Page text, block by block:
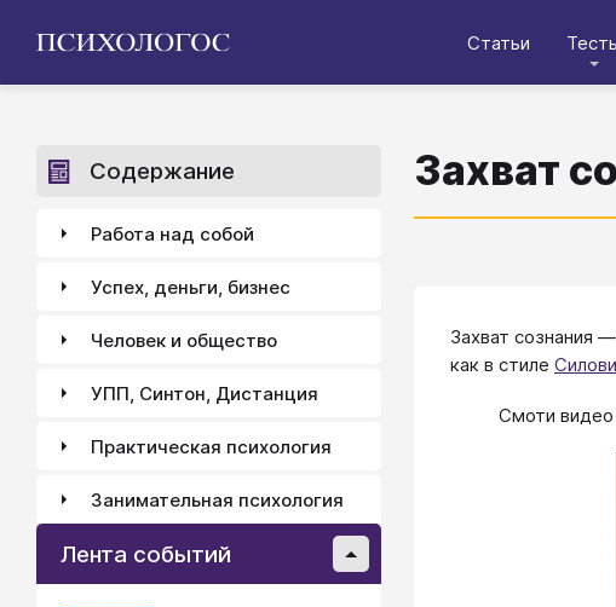
Статьи
Захват
Захват сознания
как в стиле
Смоти видео
Содержание
Работа над собой
Успех, деньги, бизнес
Человек и общество
УПП, Синтон, Дистанция
Практическая психология
Занимательная психология
Лента событий